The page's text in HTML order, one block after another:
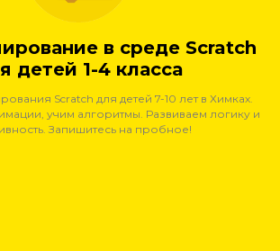
в среде Scratch
детей 1-4 класса
Scratch для детей 7-10 лет в Химках.
учим алгоритмы. Развиваем логику и
Запишитесь на пробное!